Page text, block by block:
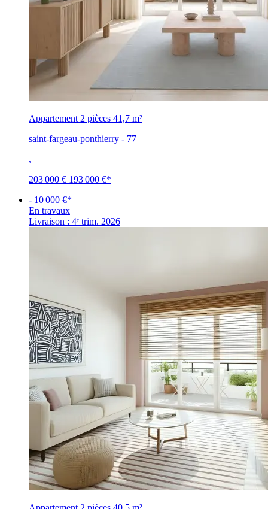
Appartement 2 pièces 41,7 m²
saint-fargeau-ponthierry - 77
,
203 000 € 193 000 €*
- 10 000 €*
En travaux
Livraison : 4ᵉ trim. 2026